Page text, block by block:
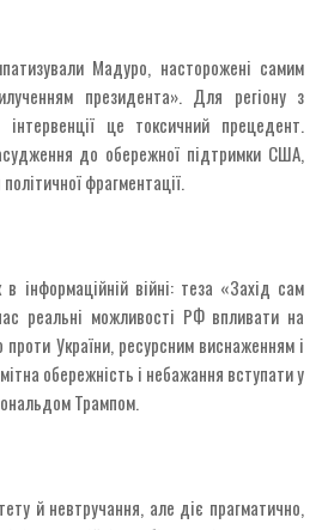
Мадуро, насторожені самим
президента». Для регіону з
це токсичний прецедент.
до обережної підтримки США,
фрагментації.
інформаційній війні: теза «Захід сам
реальні можливості РФ впливати на
України, ресурсним виснаженням і
обережність і небажання вступати у
Трампом.
й невтручання, але діє прагматично,